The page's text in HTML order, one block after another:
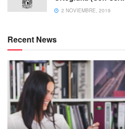
2 NOVIEMBRE, 2019
Recent News